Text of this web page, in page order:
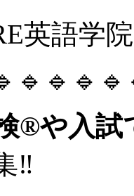
英語学
®や入
‼️